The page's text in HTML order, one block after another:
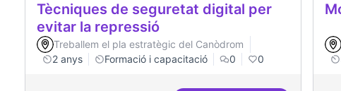
Tècniques de seguretat digital per
evitar la repressió
Treballem el pla estratègic del Canòdrom
2 anys
Formació i capacitació 0 0